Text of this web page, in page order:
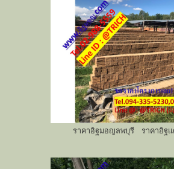
ราคาอิฐมอญลพบุรี ราคาอิฐแ